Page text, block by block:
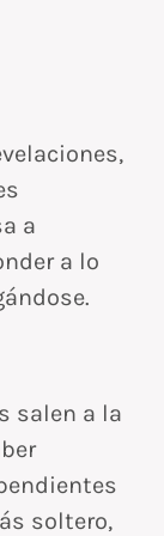
a
a lo
salen a la
soltero,